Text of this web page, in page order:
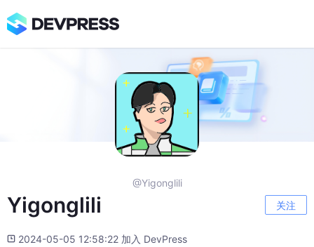
@Yigonglili
Yigonglili 关注
2024-05-05 12:58:22 加入 DevPress